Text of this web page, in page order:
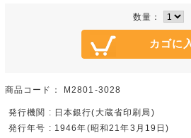
数量：
商品コード： M2801-3028
発行機関 : 日本銀行(大蔵省印刷局)
発行年号 : 1946年(昭和21年3月19日)